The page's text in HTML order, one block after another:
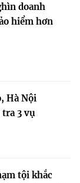
doanh
hiểm hơn
Hà Nội
3 vụ
tội khắc